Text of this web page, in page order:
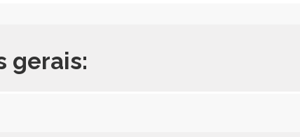
gerais: